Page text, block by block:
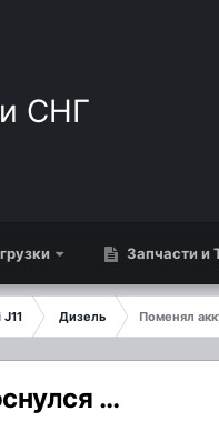
Запчасти и
Дизель Поменял
…